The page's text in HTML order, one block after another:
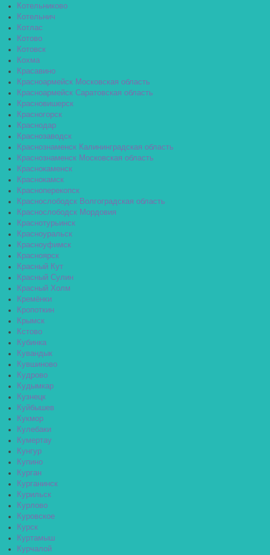
Котельниково
Котельнич
Котлас
Котово
Котовск
Кохма
Красавино
Красноармейск Московская область
Красноармейск Саратовская область
Красновишерск
Красногорск
Краснодар
Краснозаводск
Краснознаменск Калининградская область
Краснознаменск Московская область
Краснокаменск
Краснокамск
Красноперекопск
Краснослободск Волгоградская область
Краснослободск Мордовия
Краснотурьинск
Красноуральск
Красноуфимск
Красноярск
Красный Кут
Красный Сулин
Красный Холм
Кремёнки
Кропоткин
Крымск
Кстово
Кубинка
Кувандык
Кувшиново
Кудрово
Кудымкар
Кузнецк
Куйбышев
Кукмор
Кулебаки
Кумертау
Кунгур
Купино
Курган
Курганинск
Курильск
Курлово
Куровское
Курск
Куртамыш
Курчалой